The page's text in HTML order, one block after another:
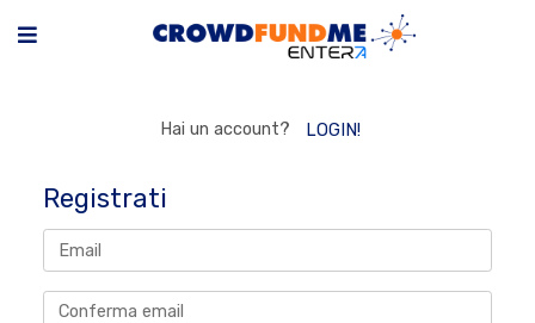
Hai un account? LOGIN!
Registrati